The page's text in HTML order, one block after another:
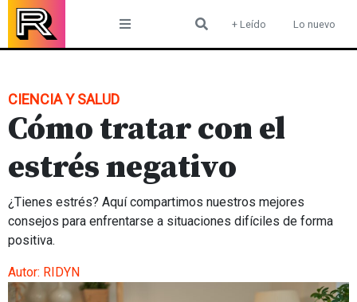
Skip
content
+ Leído Lo nuevo
CIENCIA Y SALUD
Cómo tratar con el
estrés negativo
¿Tienes estrés? Aquí compartimos nuestros mejores
consejos para enfrentarse a situaciones difíciles de forma
positiva.
Autor: RIDYN